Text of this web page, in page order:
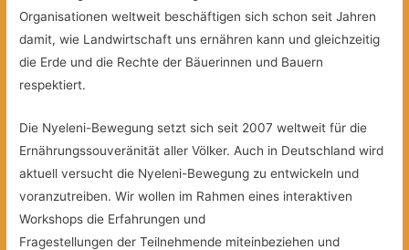
Organisationen weltweit beschäftigen sich schon seit Jahren
damit, wie Landwirtschaft uns ernähren kann und gleichzeitig
die Erde und die Rechte der Bäuerinnen und Bauern
respektiert.
Die Nyeleni-Bewegung setzt sich seit 2007 weltweit für die
Ernährungssouveränität aller Völker. Auch in Deutschland wird
aktuell versucht die Nyeleni-Bewegung zu entwickeln und
voranzutreiben. Wir wollen im Rahmen eines interaktiven
Workshops die Erfahrungen und
Fragestellungen der Teilnehmende miteinbeziehen und